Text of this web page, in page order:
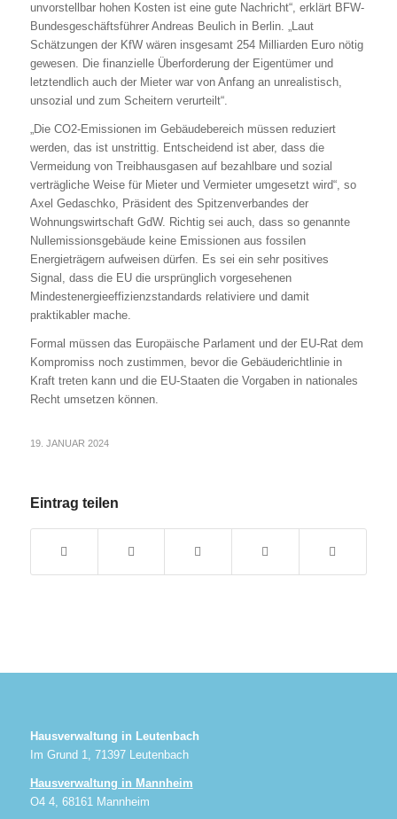
unvorstellbar hohen Kosten ist eine gute Nachricht“, erklärt BFW-
Bundesgeschäftsführer Andreas Beulich in Berlin. „Laut
Schätzungen der KfW wären insgesamt 254 Milliarden Euro nötig
gewesen. Die finanzielle Überforderung der Eigentümer und
letztendlich auch der Mieter war von Anfang an unrealistisch,
unsozial und zum Scheitern verurteilt“.
„Die CO2-Emissionen im Gebäudebereich müssen reduziert
werden, das ist unstrittig. Entscheidend ist aber, dass die
Vermeidung von Treibhausgasen auf bezahlbare und sozial
verträgliche Weise für Mieter und Vermieter umgesetzt wird“, so
Axel Gedaschko, Präsident des Spitzenverbandes der
Wohnungswirtschaft GdW. Richtig sei auch, dass so genannte
Nullemissionsgebäude keine Emissionen aus fossilen
Energieträgern aufweisen dürfen. Es sei ein sehr positives
Signal, dass die EU die ursprünglich vorgesehenen
Mindestenergieeffizienzstandards relativiere und damit
praktikabler mache.
Formal müssen das Europäische Parlament und der EU-Rat dem
Kompromiss noch zustimmen, bevor die Gebäuderichtlinie in
Kraft treten kann und die EU-Staaten die Vorgaben in nationales
Recht umsetzen können.
19. JANUAR 2024
Eintrag teilen
Hausverwaltung in Leutenbach
Im Grund 1, 71397 Leutenbach
Hausverwaltung in Mannheim
O4 4, 68161 Mannheim